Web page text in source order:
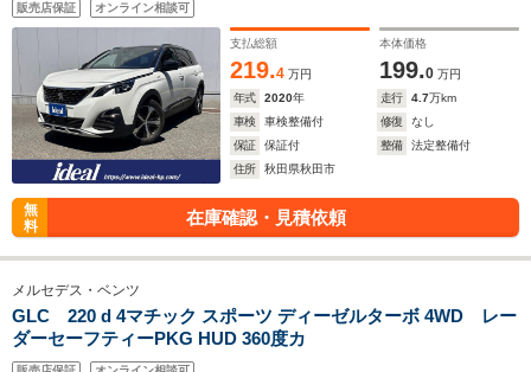
販売店保証 オンライン相談可
支払総額
219.4 万円
本体価格
199.0 万円
年式
2020年 走行 4.7万km
車検
車検整備付 修復
なし
保証
保証付 整備
法定整備付
住所
秋田県秋田市
無
料
在庫確認・見積依頼
メルセデス・ベンツ
GLC 220 d 4マチック スポーツ ディーゼルターボ 4WD レー
ダーセーフティーPKG HUD 360度カ